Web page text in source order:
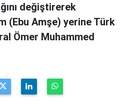
değiştirerek
(Ebu Amşe) yerine Türk
Ömer Muhammed